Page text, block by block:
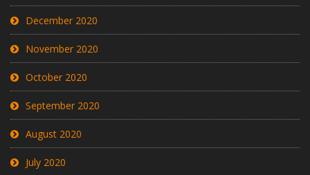
December 2020
November 2020
October 2020
September 2020
August 2020
July 2020